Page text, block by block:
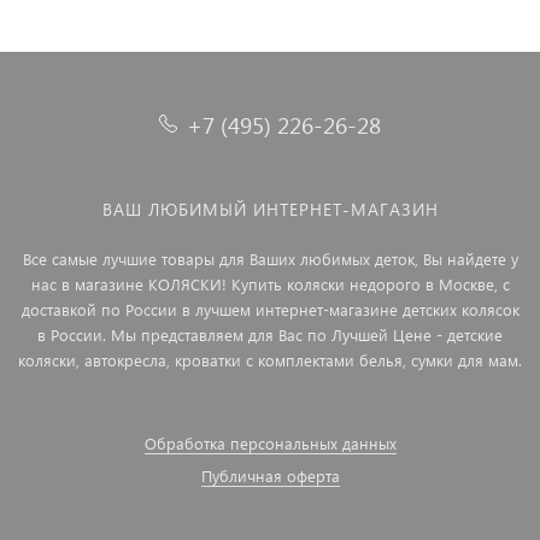
+7 (495) 226-26-28
ВАШ ЛЮБИМЫЙ ИНТЕРНЕТ-МАГАЗИН
Все самые лучшие товары для Ваших любимых деток, Вы найдете у
нас в магазине КОЛЯСКИ! Купить коляски недорого в Москве, с
доставкой по России в лучшем интернет-магазине детских колясок
в России. Мы представляем для Вас по Лучшей Цене - детские
коляски, автокресла, кроватки с комплектами белья, сумки для мам.
Обработка персональных данных
Публичная оферта